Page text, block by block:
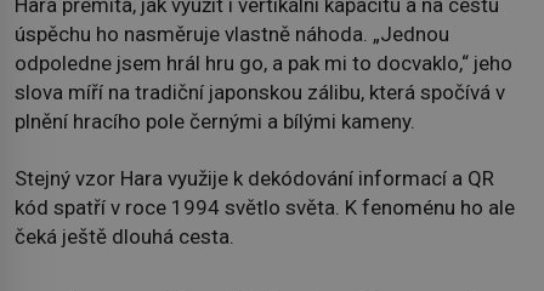
Hara přemítá, jak využít i vertikální kapacitu a na cestu
úspěchu ho nasměruje vlastně náhoda. „Jednou
odpoledne jsem hrál hru go, a pak mi to docvaklo,“ jeho
slova míří na tradiční japonskou zálibu, která spočívá v
plnění hracího pole černými a bílými kameny.
Stejný vzor Hara využije k dekódování informací a QR
kód spatří v roce 1994 světlo světa. K fenoménu ho ale
čeká ještě dlouhá cesta.